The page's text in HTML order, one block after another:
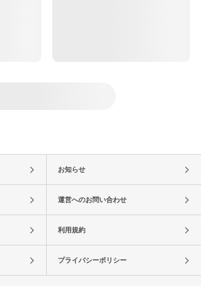
お知らせ
運営へのお問い合わせ
利用規約
プライバシーポリシー